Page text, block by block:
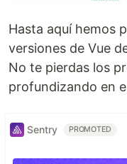
Hasta aquí hemos
versiones de Vue
No te pierdas los
profundizando en
Sentry PROMOTED